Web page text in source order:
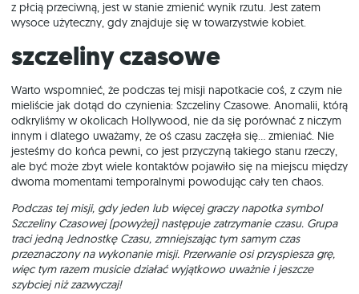
z płcią przeciwną, jest w stanie zmienić wynik rzutu. Jest zatem
wysoce użyteczny, gdy znajduje się w towarzystwie kobiet.
Szczeliny czasowe
Warto wspomnieć, że podczas tej misji napotkacie coś, z czym nie
mieliście jak dotąd do czynienia: Szczeliny Czasowe. Anomalii, którą
odkryliśmy w okolicach Hollywood, nie da się porównać z niczym
innym i dlatego uważamy, że oś czasu zaczęła się… zmieniać. Nie
jesteśmy do końca pewni, co jest przyczyną takiego stanu rzeczy,
ale być może zbyt wiele kontaktów pojawiło się na miejscu między
dwoma momentami temporalnymi powodując cały ten chaos.
Podczas tej misji, gdy jeden lub więcej graczy napotka symbol
Szczeliny Czasowej (powyżej) następuje zatrzymanie czasu. Grupa
traci jedną Jednostkę Czasu, zmniejszając tym samym czas
przeznaczony na wykonanie misji. Przerwanie osi przyspiesza grę,
więc tym razem musicie działać wyjątkowo uważnie i jeszcze
szybciej niż zazwyczaj!